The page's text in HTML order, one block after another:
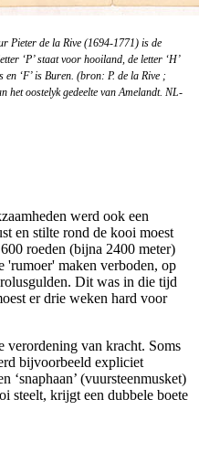
Pieter de la Rive (1694-1771) is de
‘P’ staat voor hooiland, de letter ‘H’
en ‘F’ is Buren. (bron: P. de la Rive ;
het oostelyk gedeelte van Amelandt. NL-
werd ook een
en stilte rond de kooi moest
roeden (bijna 2400 meter)
'rumoer' maken verboden, op
Dit was in die tijd
er drie weken hard voor
verordening van kracht. Soms
bijvoorbeeld expliciet
‘snaphaan’ (vuursteenmusket)
steelt, krijgt een dubbele boete